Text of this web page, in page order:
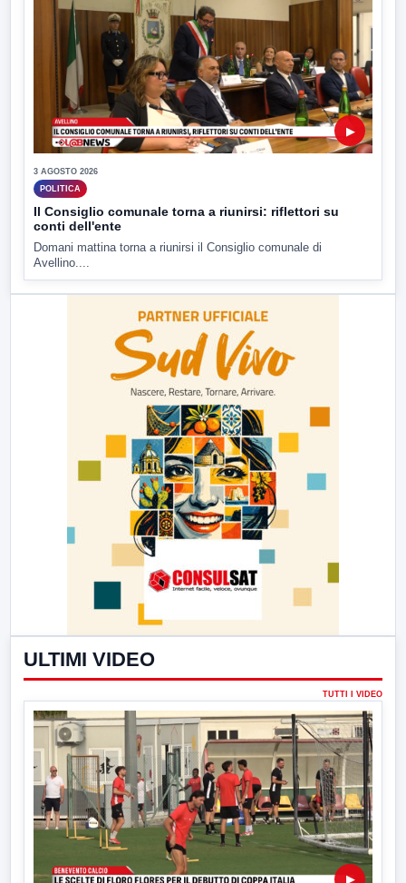
▶
3 AGOSTO 2026
POLITICA
Il Consiglio comunale torna a riunirsi: riflettori su
conti dell'ente
Domani mattina torna a riunirsi il Consiglio comunale di
Avellino....
ULTIMI VIDEO
TUTTI I VIDEO
▶